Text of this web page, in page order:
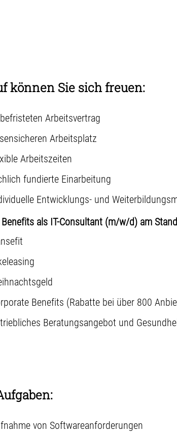
können Sie sich freuen:
Arbeitsvertrag
Arbeitsplatz
Arbeitszeiten
fundierte Einarbeitung
Entwicklungs- und
als IT-Consultant (m/w/d) am
Benefits (Rabatte bei über 800
Beratungsangebot und
von Softwareanforderungen